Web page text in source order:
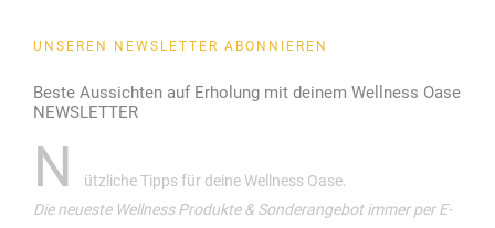
UNSEREN NEWSLETTER ABONNIEREN
Beste Aussichten auf Erholung mit deinem Wellness Oase
NEWSLETTER
N
ützliche Tipps für deine Wellness Oase.
Die neueste Wellness Produkte & Sonderangebot immer per E-